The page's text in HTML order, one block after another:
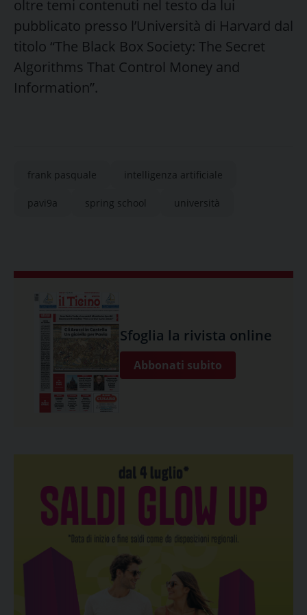
oltre temi contenuti nel testo da lui
pubblicato presso l’Università di Harvard dal
titolo “The Black Box Society: The Secret
Algorithms That Control Money and
Information”.
frank pasquale intelligenza artificiale
pavi9a spring school università
Sfoglia la rivista online
Abbonati subito